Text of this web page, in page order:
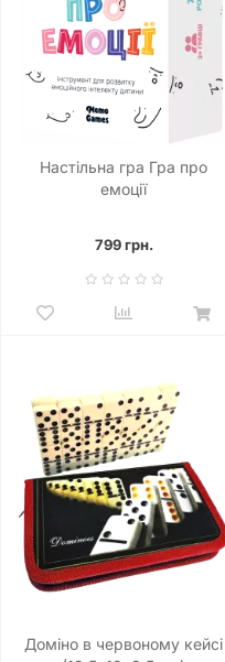
Настільна гра Гра про
емоції
799 грн.
Доміно в червоному кейсі